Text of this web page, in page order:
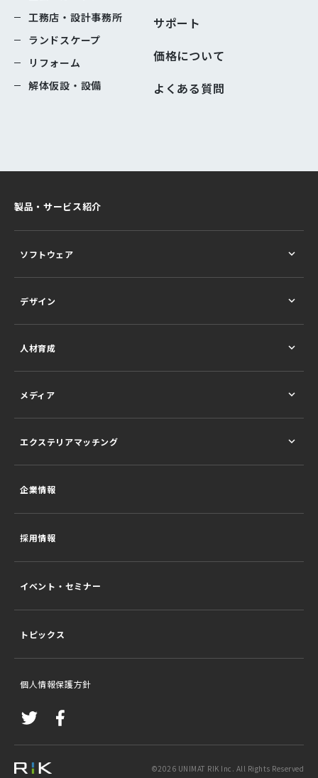
工務店・設計事務所
ランドスケープ
リフォーム
解体仮設・設備
サポート
価格について
よくある質問
製品・サービス紹介
ソフトウェア
デザイン
人材育成
メディア
エクステリアマッチング
企業情報
採用情報
イベント・セミナー
トピックス
個人情報保護方針
©2026 UNIMAT RIK Inc. All Rights Reserved